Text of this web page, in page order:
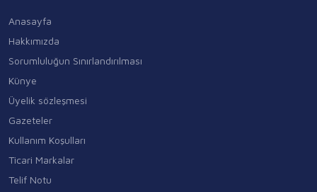
Anasayfa
Hakkımızda
Sorumluluğun Sınırlandırılması
Künye
Üyelik sözleşmesi
Gazeteler
Kullanım Koşulları
Ticari Markalar
Telif Notu